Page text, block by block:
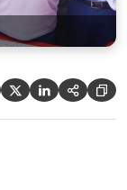
   